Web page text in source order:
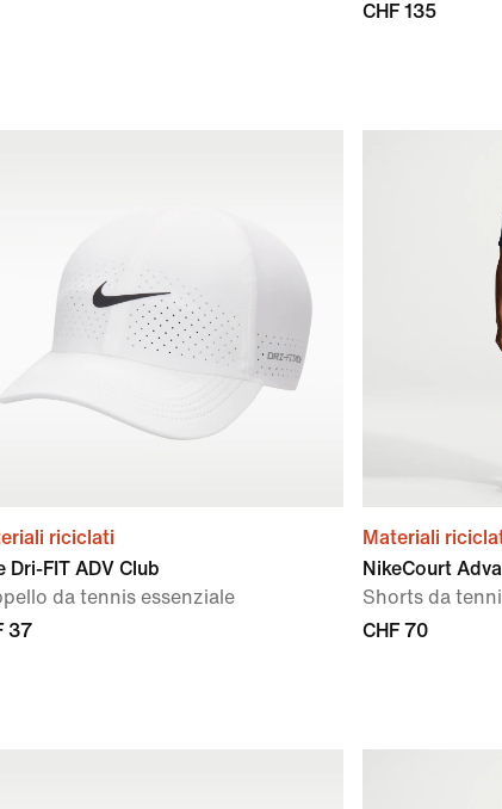
CHF 135
riciclati
Dri-FIT ADV Club
da tennis essenziale
37
Materiali
NikeCourt
Shorts da
CHF 70